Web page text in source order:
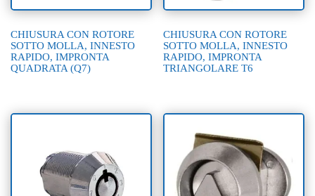
CHIUSURA CON ROTORE
SOTTO MOLLA, INNESTO
RAPIDO, IMPRONTA
QUADRATA (Q7)
CHIUSURA CON ROTORE
SOTTO MOLLA, INNESTO
RAPIDO, IMPRONTA
TRIANGOLARE T6